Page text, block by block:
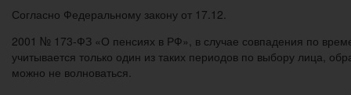
Согласно Федеральному закону от 17.12.
2001 № 173-ФЗ «О пенсиях в РФ», в случае совпадения по
учитывается только один из таких периодов по выбору лица,
можно не волноваться.